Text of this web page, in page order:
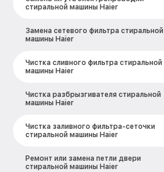
стиральной машины Haier
Замена сетевого фильтра стиральной
машины Haier
Чистка сливного фильтра стиральной
машины Haier
Чистка разбрызгивателя стиральной
машины Haier
Чистка заливного фильтра-сеточки
стиральной машины Haier
Ремонт или замена петли двери
стиральной машины Haier